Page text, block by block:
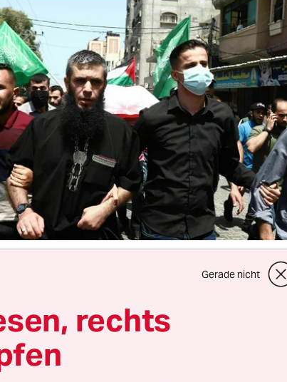
jetzt zur Eskalation
Palästina Bahn bricht,
Protesten geht es um
Sie richten sich
Gerade nicht
rechts